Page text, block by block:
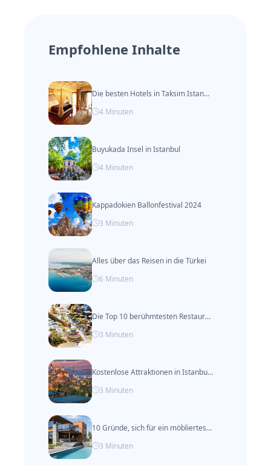
Empfohlene Inhalte
Die besten Hotels in Taksim Istanbul
4 Minuten
Buyukada Insel in Istanbul
4 Minuten
Kappadokien Ballonfestival 2024
3 Minuten
Alles über das Reisen in die Türkei
6 Minuten
Die Top 10 berühmtesten Restaurants in Alacati
3 Minuten
Kostenlose Attraktionen in Istanbul (Aktualisiert 2024)
3 Minuten
10 Gründe, sich für ein möbliertes Apartment anstelle eines Hotels in Istanbul zu entscheiden
3 Minuten